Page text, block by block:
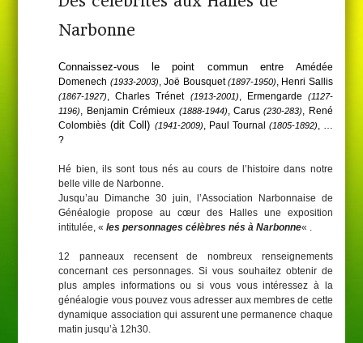
Narbonne
Connaissez-vous le point commun entre Amédée
Domenech (1933-2003), Joë Bousquet(1897-1950), Henri Sallis
(1867-1927), Charles Trénet (1913-2001), Ermengarde (1127-
1196), Benjamin Crémieux (1888-1944), Carus(230-283), René
Colombiès (dit Coll) (1941-2009), Paul Tournal (1805-1892), …
?
Hé bien, ils sont tous nés au cours de l’histoire dans notre
belle ville de Narbonne.
Jusqu’au Dimanche 30 juin, l’Association Narbonnaise de
Généalogie propose au cœur des Halles une exposition
intitulée, «les personnages célèbres nés à Narbonne« .
12 panneaux recensent de nombreux renseignements
concernant ces personnages. Si vous souhaitez obtenir de
plus amples informations ou si vous vous intéressez à la
généalogie vous pouvez vous adresser aux membres de cette
dynamique association qui assurent une permanence chaque
matin jusqu’à 12h30.